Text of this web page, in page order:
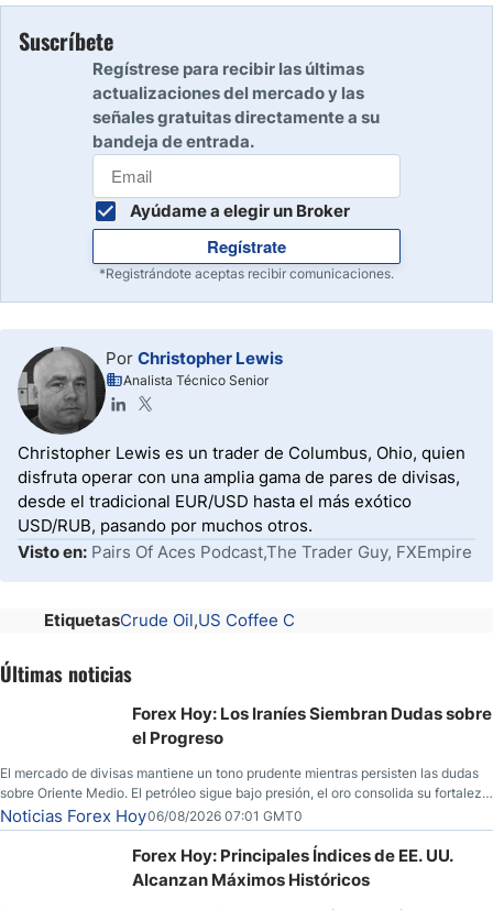
Suscríbete
Regístrese para recibir las últimas
actualizaciones del mercado y las
señales gratuitas directamente a su
bandeja de entrada.
Ayúdame a elegir un Broker
Regístrate
*Registrándote aceptas recibir comunicaciones.
Por Christopher Lewis
Analista Técnico Senior
Christopher Lewis es un trader de Columbus, Ohio, quien
disfruta operar con una amplia gama de pares de divisas,
desde el tradicional EUR/USD hasta el más exótico
USD/RUB, pasando por muchos otros.
Visto en: Pairs Of Aces Podcast,The Trader Guy, FXEmpire
EtiquetasCrude Oil US Coffee C
Últimas noticias
Forex Hoy: Los Iraníes Siembran Dudas sobre
el Progreso
El mercado de divisas mantiene un tono prudente mientras persisten las dudas
sobre Oriente Medio. El petróleo sigue bajo presión, el oro consolida su fortaleza
y los operadores esperan nuevas referencias económicas desde Estados
Unidos.
Noticias Forex Hoy06/08/2026 07:01 GMT0
Forex Hoy: Principales Índices de EE. UU.
Alcanzan Máximos Históricos